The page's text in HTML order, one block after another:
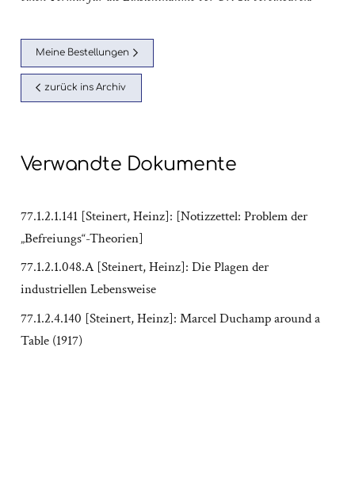
Meine Bestellungen
zurück ins Archiv
Verwandte Dokumente
77.1.2.1.141 [Steinert, Heinz]: [Notizzettel: Problem der
„Befreiungs“-Theorien]
77.1.2.1.048.A [Steinert, Heinz]: Die Plagen der
industriellen Lebensweise
77.1.2.4.140 [Steinert, Heinz]: Marcel Duchamp around a
Table (1917)